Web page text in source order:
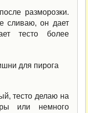
разморозки.
сливаю, он дает
тесто более
тесто делаю на
или немного